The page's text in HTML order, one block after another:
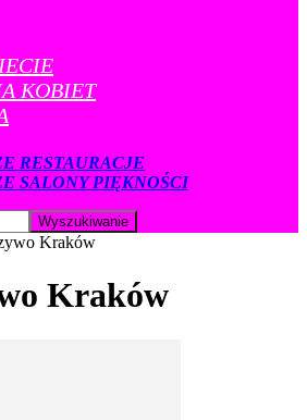
KOBIET
RESTAURACJE
SALONY PIĘKNOŚCI
Kraków
Kraków